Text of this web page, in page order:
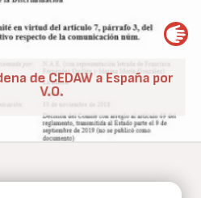
CEDAW a España por